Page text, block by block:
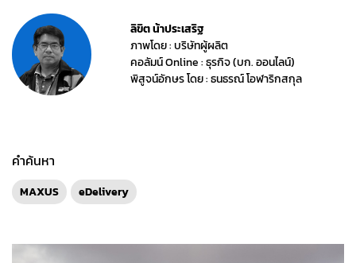
ลิขิต น้าประเสริฐ
ภาพโดย : บริษัทผู้ผลิต
คอลัมน์ Online : ธุรกิจ (บก. ออนไลน์)
พิสูจน์อักษร โดย : ธนธรณ์ โอฬาริกสกุล
คำค้นหา
MAXUS eDelivery